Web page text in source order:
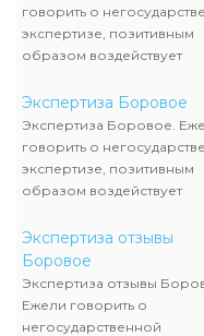
полностью адекватного
уровня цен.
говорить о
экспертизе, позитивным
образом воздействует
конкуренция, которая
способствует
полностью адекватного
уровня цен.
Экспертиза Боровое
Экспертиза Боровое.
говорить о
экспертизе, позитивным
образом воздействует
конкуренция, которая
способствует
полностью адекватного
уровня цен.
Экспертиза отзывы
Боровое
Экспертиза отзывы
Ежели говорить о
негосударственной